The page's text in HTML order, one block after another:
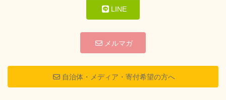
LINE
メルマガ
自治体・メディア・寄付希望の方へ